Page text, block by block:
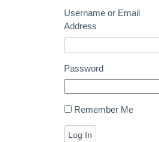
Username or Email
Address
Password
Remember Me
Log In